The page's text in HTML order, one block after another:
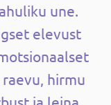
une.
elevust
hirmu
ja leina,